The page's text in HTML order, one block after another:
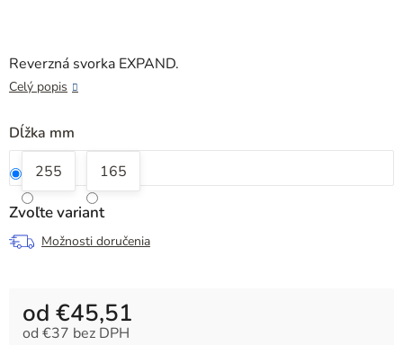
Reverzná svorka EXPAND.
Celý popis
Dĺžka mm
255
165
Zvoľte variant
Možnosti doručenia
od €45,51
od €37 bez DPH